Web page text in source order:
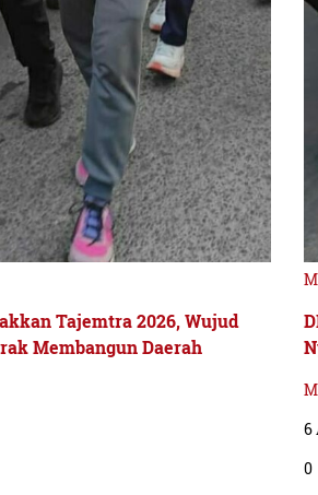
Tajemtra 2026, Wujud
Membangun Daerah
6
0